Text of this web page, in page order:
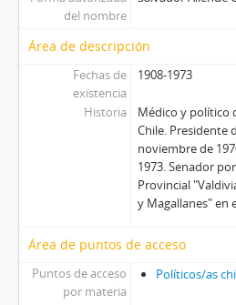
del nombre
Área de descripción
Fechas de
existencia
1908-1973
Historia
Médico y político
Chile. Presidente
noviembre de
1973. Senador
Provincial
y Magallanes" en
Área de puntos de acceso
Puntos de acceso
por materia
Políticos/as